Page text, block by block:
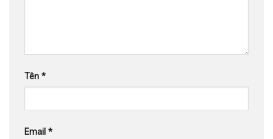
Tên *
Email *